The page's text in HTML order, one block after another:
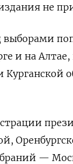
не
выборами
и на
—